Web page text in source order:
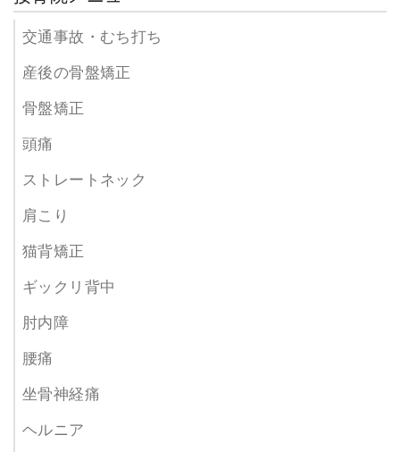
交通事故・むち打ち
産後の骨盤矯正
骨盤矯正
頭痛
ストレートネック
肩こり
猫背矯正
ギックリ背中
肘内障
腰痛
坐骨神経痛
ヘルニア